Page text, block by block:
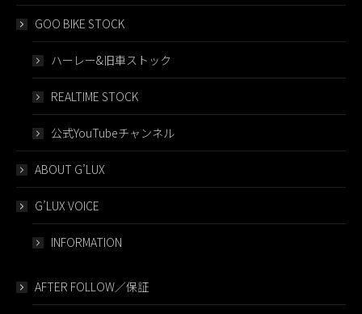
GOO BIKE STOCK
ハーレー&旧車ストック
REALTIME STOCK
公式YouTubeチャンネル
ABOUT G’LUX
G’LUX VOICE
INFORMATION
AFTER FOLLOW／保証